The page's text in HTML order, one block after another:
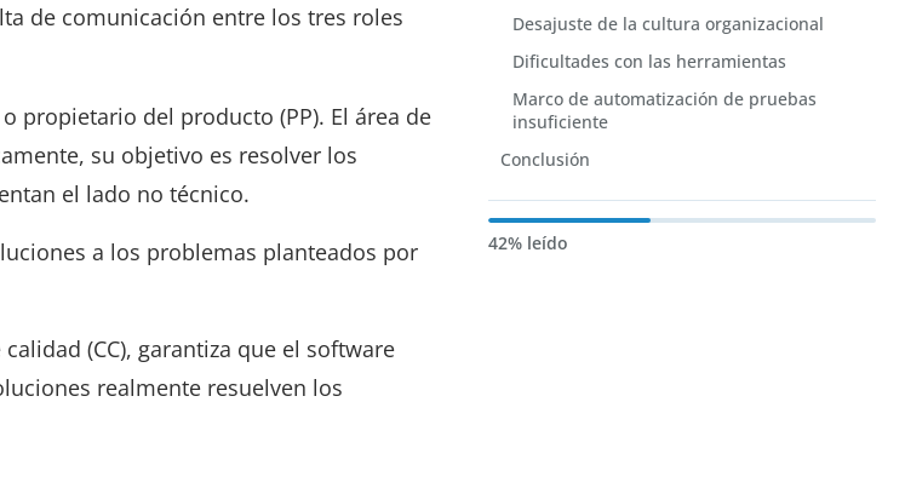
de comunicación entre los tres roles
propietario del producto (PP). El área de
su objetivo es resolver los
el lado no técnico.
a los problemas planteados por
(CC), garantiza que el software
realmente resuelven los
Desajuste de la cultura organizacional
Dificultades con las herramientas
Marco de automatización de pruebas
insuficiente
Conclusión
42% leído